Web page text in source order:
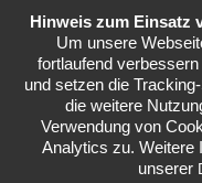
Menü
Hinweis zum Einsatz
Um unsere
fortlaufend
und setzen die
die weitere
Verwendung von
Analytics zu. Weitere
unserer